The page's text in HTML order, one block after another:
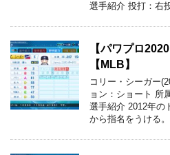
選手紹介 投打：右
【パワプロ
【MLB】
コリー・シーガー
ョン：ショート 所
選手紹介 2012年の
から指名をうける